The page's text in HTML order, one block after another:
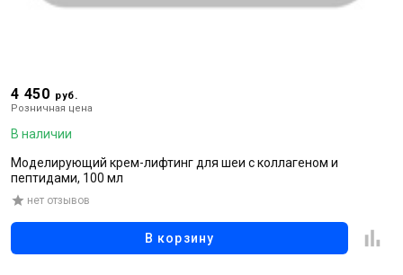
4 450 руб.
Розничная цена
В наличии
Моделирующий крем-лифтинг для шеи с коллагеном и
пептидами, 100 мл
нет отзывов
В корзину